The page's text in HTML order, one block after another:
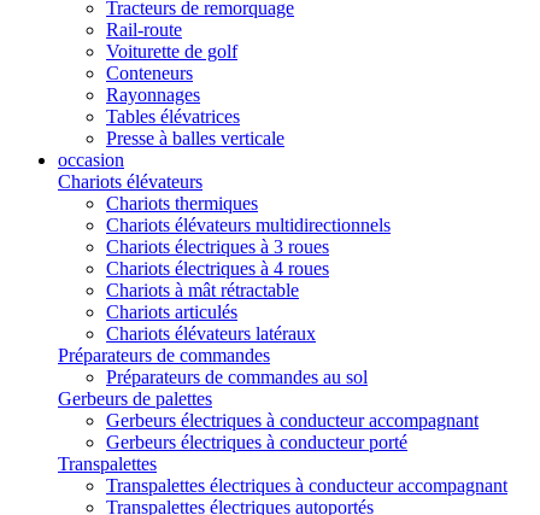
Tracteurs de remorquage
Rail-route
Voiturette de golf
Conteneurs
Rayonnages
Tables élévatrices
Presse à balles verticale
occasion
Chariots élévateurs
Chariots thermiques
Chariots élévateurs multidirectionnels
Chariots électriques à 3 roues
Chariots électriques à 4 roues
Chariots à mât rétractable
Chariots articulés
Chariots élévateurs latéraux
Préparateurs de commandes
Préparateurs de commandes au sol
Gerbeurs de palettes
Gerbeurs électriques à conducteur accompagnant
Gerbeurs électriques à conducteur porté
Transpalettes
Transpalettes électriques à conducteur accompagnant
Transpalettes électriques autoportés